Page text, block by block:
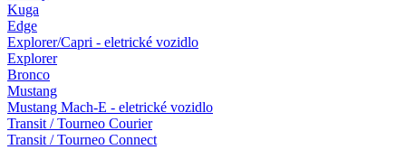
Kuga
Edge
Explorer/Capri - eletrické vozidlo
Explorer
Bronco
Mustang
Mustang Mach-E - eletrické vozidlo
Transit / Tourneo Courier
Transit / Tourneo Connect